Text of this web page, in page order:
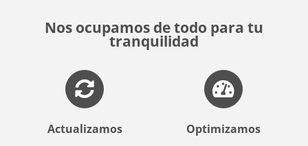
Nos ocupamos de todo para tu
tranquilidad
Actualizamos
Optimizamos